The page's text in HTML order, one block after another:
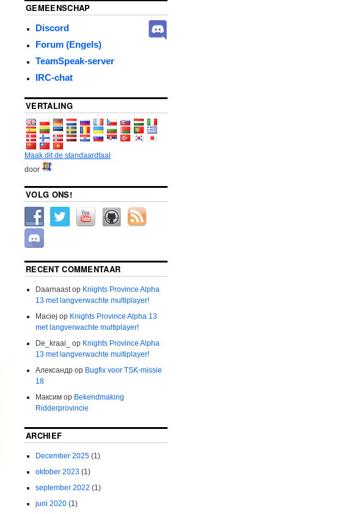
GEMEENSCHAP
Discord
Forum (Engels)
TeamSpeak-server
IRC-chat
VERTALING
Maak dit de standaardtaal
door
VOLG ONS!
RECENT COMMENTAAR
Daarnaastop Knights Province Alpha
13 met langverwachte multiplayer!
Maciej op Knights Province Alpha 13
met langverwachte multiplayer!
De_kraai_
op Knights Province Alpha
13 met langverwachte multiplayer!
Александрop Bugfix voor TSK-missie
18
Максимop Bekendmaking
Ridderprovincie
ARCHIEF
December 2025(1)
oktober 2023(1)
september 2022 (1)
juni 2020(1)